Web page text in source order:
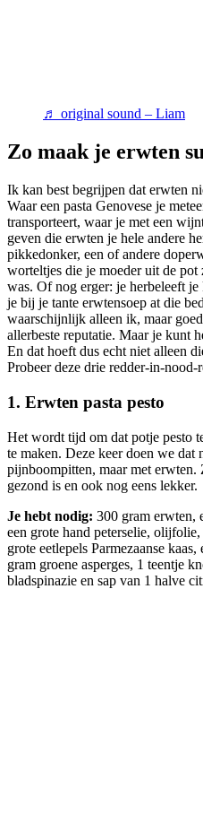
♬ original sound – Liam
Zo maak je erwten
Ik kan best begrijpen dat erwten
Waar een pasta Genovese je
transporteert, waar je met een
geven die erwten je hele andere
pikkedonker, een of andere
worteltjes die je moeder uit de
was. Of nog erger: je herbeleeft
je bij je tante erwtensoep at die
waarschijnlijk alleen ik, maar
allerbeste reputatie. Maar je kunt
En dat hoeft dus echt niet alleen
Probeer deze drie redder-in-nood-
1. Erwten pasta pesto
Het wordt tijd om dat potje pesto
te maken. Deze keer doen we dat
pijnboompitten, maar met
gezond is en ook nog eens lekker.
Je hebt nodig: 300 gram erwten,
een grote hand peterselie,
grote eetlepels Parmezaanse
gram groene asperges, 1 teentje
bladspinazie en sap van 1 halve